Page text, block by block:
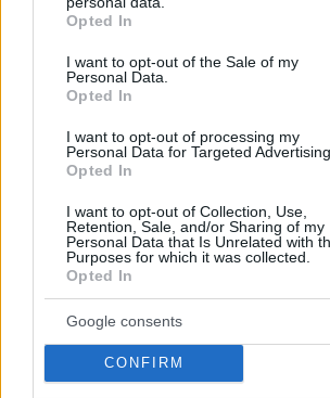
grant or deny consent to Google and its
use your data for below specified purposes
consent section.
Opted In
I want to opt-out of the Sale of my
Personal Data.
Opted In
I want to opt-out of processing my
Personal Data for Targeted Advertising.
Opted In
I want to opt-out of Collection, Use,
Retention, Sale, and/or Sharing of my
Personal Data that Is Unrelated with
Purposes for which it was collected.
Opted In
Google consents
CONFIRM
Πώς αντέδρασε η διεθνής κοινότητα
- Συλλυπητήρια από ηγέτες, πένθος για
20.05.2024, 11:00